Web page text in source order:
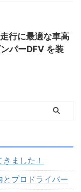
行に最適な車高
パーDFV を装
ました！
プロドライバー